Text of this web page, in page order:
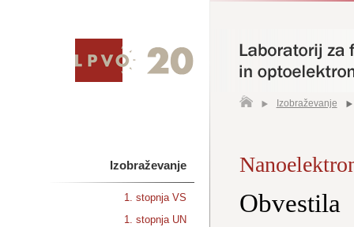
Izobraževanje
1. stopnja VS
1. stopnja UN
Izobraževanje
Obvestila